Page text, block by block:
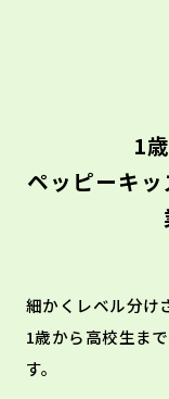
1
ペッピーキ
細かくレベル分け
1歳から高校生ま
す。